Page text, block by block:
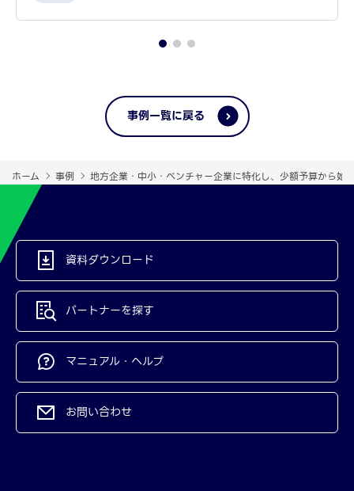
事例一覧に戻る
ホーム 事例 地方企業・中小・ベンチャー企業に特化し、少額予算から始
資料ダウンロード
パートナーを探す
マニュアル・ヘルプ
お問い合わせ